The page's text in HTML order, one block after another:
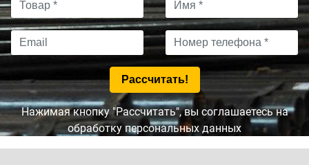
Нажимая кнопку "Рассчитать", вы соглашаетесь на
обработку персональных данных